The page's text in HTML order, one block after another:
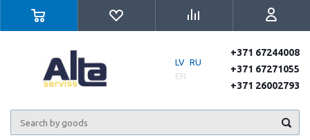
LV RU
EN
+371 67244008
+371 67271055
+371 26002793